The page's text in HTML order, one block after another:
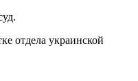
отдела украинской